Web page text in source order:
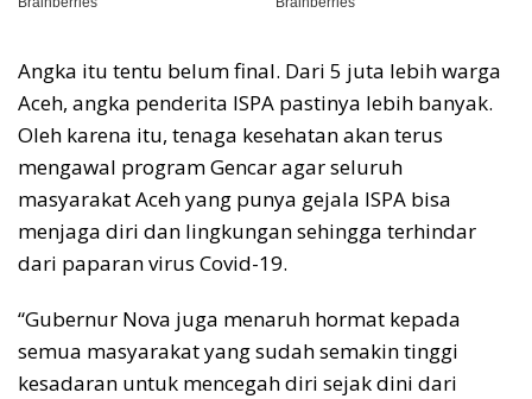
Angka itu tentu belum final. Dari 5 juta lebih warga
Aceh, angka penderita ISPA pastinya lebih banyak.
Oleh karena itu, tenaga kesehatan akan terus
mengawal program Gencar agar seluruh
masyarakat Aceh yang punya gejala ISPA bisa
menjaga diri dan lingkungan sehingga terhindar
dari paparan virus Covid-19.
“Gubernur Nova juga menaruh hormat kepada
semua masyarakat yang sudah semakin tinggi
kesadaran untuk mencegah diri sejak dini dari